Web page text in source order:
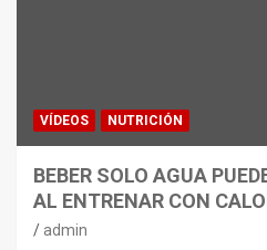
VÍDEOS NUTRICIÓN
BEBER SOLO AGUA
AL ENTRENAR CON
admin